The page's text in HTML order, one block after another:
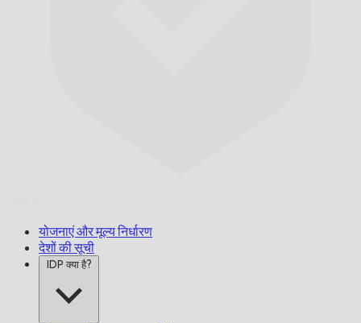
योजनाएं और मूल्य निर्धारण
देशों की सूची
IDP क्या है?